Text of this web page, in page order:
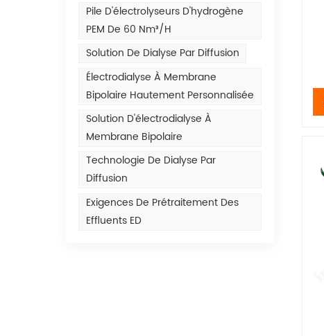
Pile D'électrolyseurs D'hydrogène
PEM De 60 Nm³/h
Solution De Dialyse Par Diffusion
Électrodialyse À Membrane
Bipolaire Hautement Personnalisée
Solution D'électrodialyse À
Membrane Bipolaire
Technologie De Dialyse Par
Diffusion
Exigences De Prétraitement Des
Effluents ED